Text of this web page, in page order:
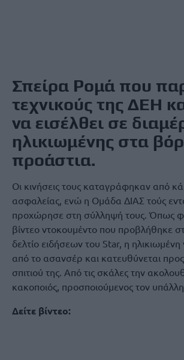
Σπείρα Ρομά που
τεχνικούς της ΔΕΗ
να εισέλθει σε
ηλικιωμένης στα
προάστια.
Οι κινήσεις τους καταγράφηκαν από
ασφαλείας, ενώ η Ομάδα ΔΙΑΣ τούς
προχώρησε στη σύλληψή τους. Όπως
βίντεο ντοκουμέντο που προβλήθηκε
δελτίο ειδήσεων του Star, η ηλικιωμένη
από το ασανσέρ και κατευθύνεται
σπιτιού της. Από τις σκάλες την
κακοποιός, προσποιούμενος τον
Δείτε βίντεο: